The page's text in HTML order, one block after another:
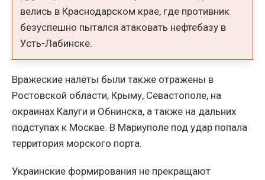
велись в Краснодарском крае, где противник
безуспешно пытался атаковать нефтебазу в
Усть-Лабинске.
Вражеские налёты были также отражены в
Ростовской области, Крыму, Севастополе, на
окраинах Калуги и Обнинска, а также на дальних
подступах к Москве. В Мариуполе под удар попала
территория морского порта.
Украинские формирования не прекращают